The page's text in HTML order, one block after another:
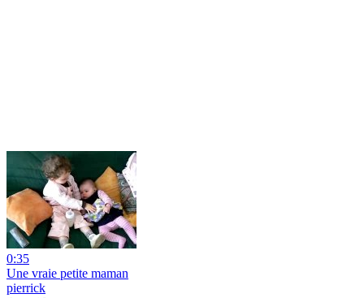
0:35
Une vraie petite maman
pierrick